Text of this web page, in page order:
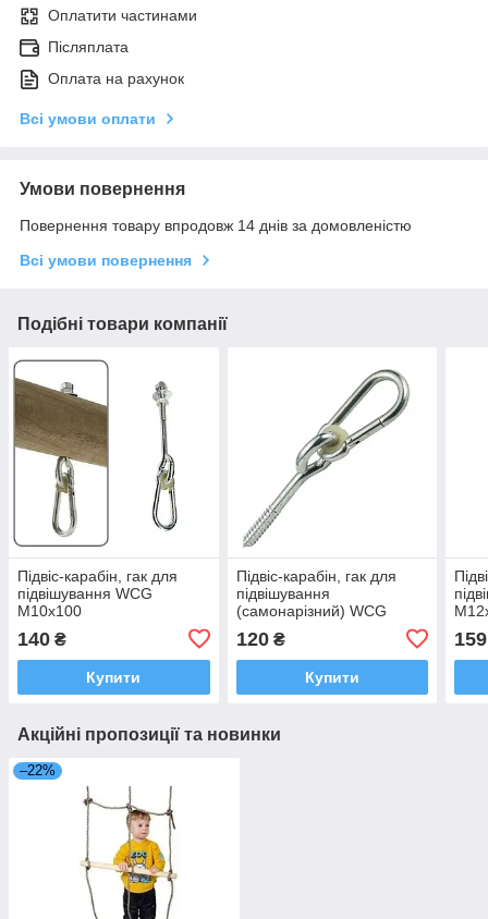
Оплатити частинами
Післяплата
Оплата на рахунок
Всі умови оплати
Умови повернення
Повернення товару впродовж 14 днів за домовленістю
Всі умови повернення
Подібні товари компанії
Підвіс-карабін, гак для
підвішування WCG
M10x100
140 ₴
Купити
Підвіс-карабін, гак для
підвішування
(самонарізний) WCG
120₴
Купити
159
Акційні пропозиції та новинки
–22%